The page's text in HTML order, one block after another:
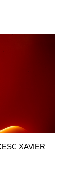
XAVIER